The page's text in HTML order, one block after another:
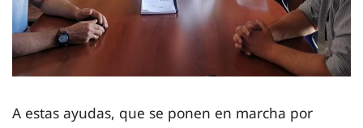
A estas ayudas, que se ponen en marcha por